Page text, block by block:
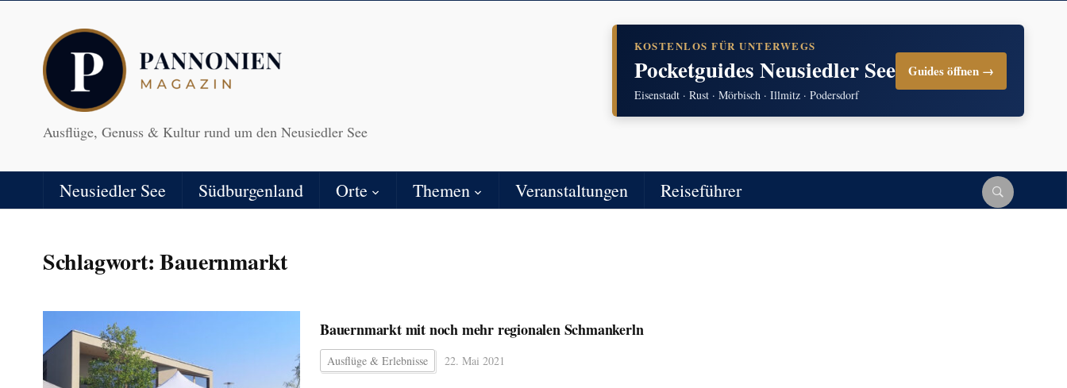
Ausflüge, Genuss & Kultur rund um den Neusiedler See
KOSTENLOS FÜR UNTERWEGS
Pocketguides Neusiedler See
Eisenstadt · Rust · Mörbisch · Illmitz · Podersdorf
Guides öffnen →
Neusiedler See Südburgenland Orte Themen Veranstaltungen Reiseführer
Schlagwort:Bauernmarkt
Bauernmarkt mit noch mehr regionalen Schmankerln
Ausflüge & Erlebnisse 22. Mai 2021